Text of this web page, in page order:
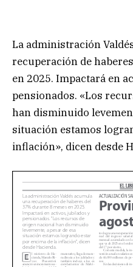
La administración
recuperación de
en 2025. Impactará en
pensionados. «Los
han disminuido
situación estamos
inflación», dicen desde